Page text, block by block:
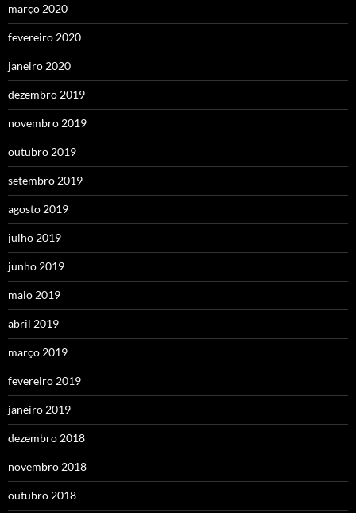
março 2020
fevereiro 2020
janeiro 2020
dezembro 2019
novembro 2019
outubro 2019
setembro 2019
agosto 2019
julho 2019
junho 2019
maio 2019
abril 2019
março 2019
fevereiro 2019
janeiro 2019
dezembro 2018
novembro 2018
outubro 2018